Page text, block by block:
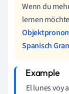
Wenn du
lernen
Spanisch
Ellunesvoya